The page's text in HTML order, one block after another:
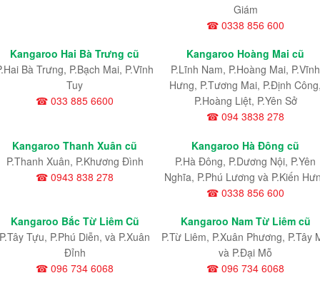
Giám
☎ 0338 856 600
Kangaroo Hai Bà Trưng cũ
Bà Trưng, P.Bạch Mai, P.Vĩnh
Tuy
☎ 033 885 6600
Kangaroo Hoàng Mai cũ
P.Lĩnh Nam, P.Hoàng Mai, P.Vĩnh
Hưng, P.Tương Mai, P.Định
P.Hoàng Liệt, P.Yên Sở
☎ 094 3838 278
Kangaroo Thanh Xuân cũ
P.Thanh Xuân, P.Khương Đình
☎ 0943 838 278
Kangaroo Hà Đông cũ
P.Hà Đông, P.Dương Nội, P.Yên
Nghĩa, P.Phú Lương và P.Kiến
☎ 0338 856 600
Kangaroo Bắc Từ Liêm Cũ
P.Tây Tựu, P.Phú Diễn, và P.Xuân
Đỉnh
☎ 096 734 6068
Kangaroo Nam Từ Liêm cũ
P.Từ Liêm, P.Xuân Phương, P.Tây
và P.Đại Mỗ
☎ 096 734 6068